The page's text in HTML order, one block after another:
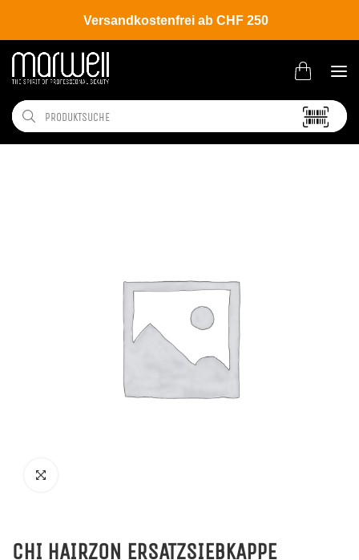
Versandkostenfrei ab CHF 250
Shop Salon Kleinmobiliar
CHI HAIRZON ERSATZSIEBKAPPE